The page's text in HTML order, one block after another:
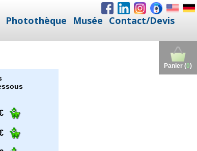
Photothèque Musée Contact/Devis